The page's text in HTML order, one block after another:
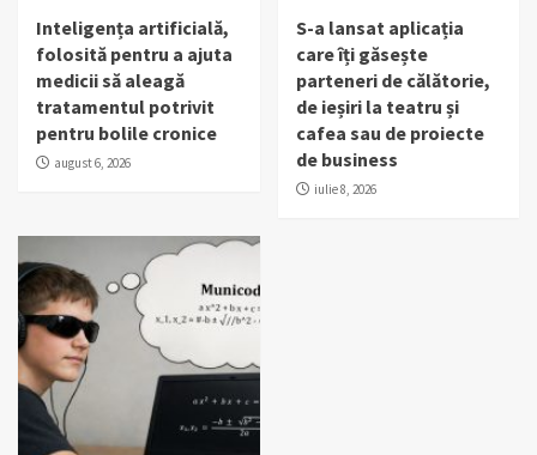
Inteligența artificială,
folosită pentru a ajuta
medicii să aleagă
tratamentul potrivit
pentru bolile cronice
august 6, 2026
S-a lansat aplicația
care îți găsește
parteneri de călătorie,
de ieșiri la teatru și
cafea sau de proiecte
de business
iulie 8, 2026